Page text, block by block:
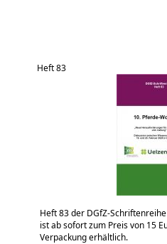
Heft 83
Heft 83 der DGfZ-
ist ab sofort zum Preis von 15
Verpackung erhältlich.